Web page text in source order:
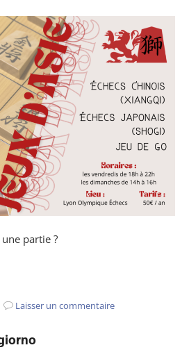
partie ?
Laisser un commentaire